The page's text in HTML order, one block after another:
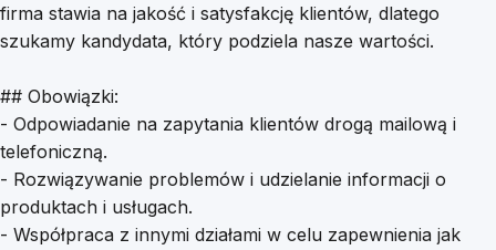
firma stawia na jakość i satysfakcję klientów, dlatego
szukamy kandydata, który podziela nasze wartości.
## Obowiązki:
- Odpowiadanie na zapytania klientów drogą mailową i
telefoniczną.
- Rozwiązywanie problemów i udzielanie informacji o
produktach i usługach.
- Współpraca z innymi działami w celu zapewnienia jak